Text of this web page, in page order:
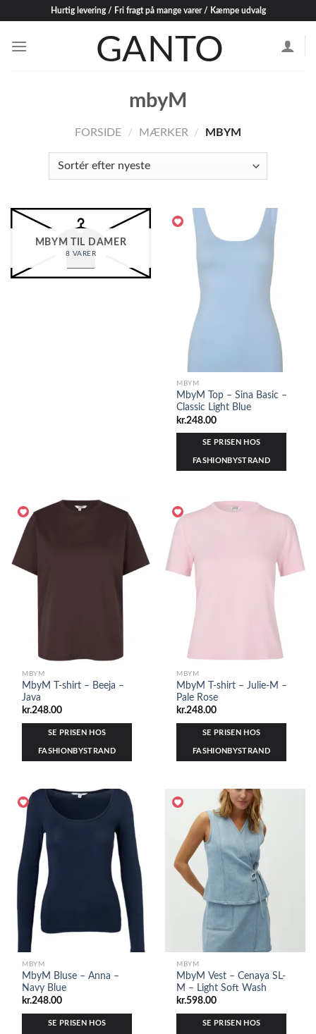
content
Hurtig levering / Fri fragt på mange varer / Kæmpe udvalg
mbyM
FORSIDE / MÆRKER / MBYM
MBYM TIL DAMER
8 VARER
MBYM
MbyM Top – Sina Basic –
Classic Light Blue
kr.248.00
SE PRISEN HOS
FASHIONBYSTRAND
MBYM
MbyM T-shirt – Beeja –
Java
kr.248.00
SE PRISEN HOS
FASHIONBYSTRAND
MBYM
MbyM T-shirt – Julie-M –
Pale Rose
kr.248.00
SE PRISEN HOS
FASHIONBYSTRAND
MBYM
MbyM Bluse – Anna –
Navy Blue
kr.248.00
SE PRISEN HOS
MBYM
MbyM Vest – Cenaya SL-
M – Light Soft Wash
kr.598.00
SE PRISEN HOS